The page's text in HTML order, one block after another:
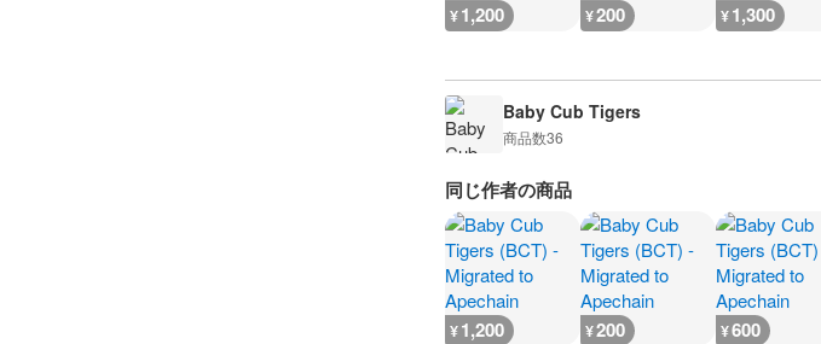
¥1,200 ¥200 ¥1,300
Baby Cub Tigers
商品数36
同じ作者の商品
¥1,200 ¥200 ¥600